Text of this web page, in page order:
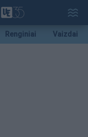
Renginiai Vaizdai